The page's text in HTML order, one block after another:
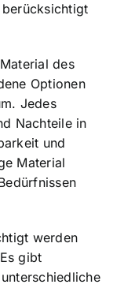
des
Optionen
Jedes
Nachteile in
und
Material
werden
gibt